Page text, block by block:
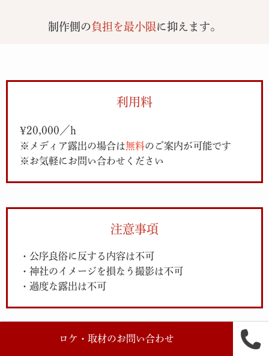
ロケ・取材のお問い合わせ
制作側の負担を最小限に抑えます。
利用料
¥20,000／h
※メディア露出の場合は無料のご案内が可能です
※お気軽にお問い合わせください
注意事項
・公序良俗に反する内容は不可
・神社のイメージを損なう撮影は不可
・過度な露出は不可